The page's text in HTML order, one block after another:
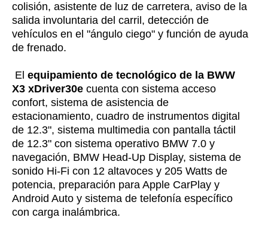
colisión, asistente de luz de carretera, aviso de la
salida involuntaria del carril, detección de
vehículos en el "ángulo ciego" y función de ayuda
de frenado.
El equipamiento de tecnológico de la BWW
X3 xDriver30e cuenta con sistema acceso
confort, sistema de asistencia de
estacionamiento, cuadro de instrumentos digital
de 12.3", sistema multimedia con pantalla táctil
de 12.3" con sistema operativo BMW 7.0 y
navegación, BMW Head-Up Display, sistema de
sonido Hi-Fi con 12 altavoces y 205 Watts de
potencia, preparación para Apple CarPlay y
Android Auto y sistema de telefonía específico
con carga inalámbrica.